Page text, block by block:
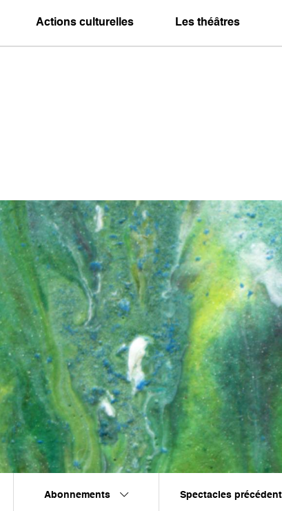
Actions culturelles Les théâtres
Abonnements Spectacles